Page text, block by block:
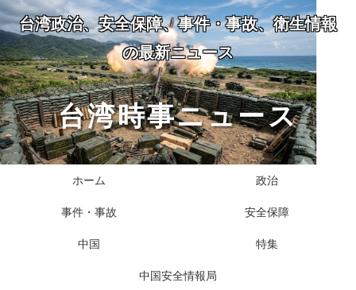
台湾政治、安全保障、事件・事故、衛生情報
の最新ニュース
台湾時事ニュース
ホーム 政治
事件・事故 安全保障
中国 特集
中国安全情報局